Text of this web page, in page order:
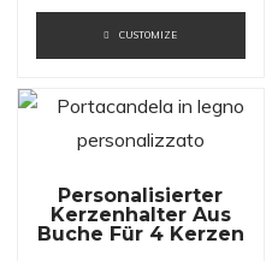
CUSTOMIZE
Personalisierter
Kerzenhalter Aus
Buche Für 4 Kerzen